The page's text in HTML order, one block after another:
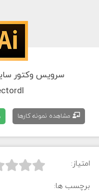
سرویس وکتور
مشاهده نمونه کارها
امتیاز:
برچسب ها: